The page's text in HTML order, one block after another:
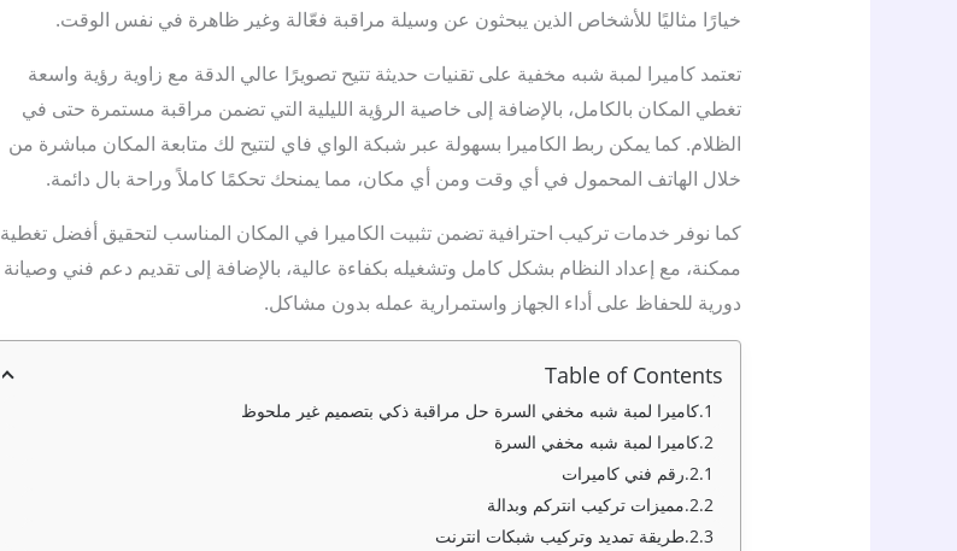
خيارًا مثاليًا للأشخاص الذين يبحثون عن وسيلة مراقبة فعّالة وغير ظاهرة في نفس الوقت.
تعتمد كاميرا لمبة شبه مخفية على تقنيات حديثة تتيح تصويرًا عالي الدقة مع زاوية رؤية واسعة
تغطي المكان بالكامل، بالإضافة إلى خاصية الرؤية الليلية التي تضمن مراقبة مستمرة حتى في
الظلام. كما يمكن ربط الكاميرا بسهولة عبر شبكة الواي فاي لتتيح لك متابعة المكان مباشرة من
خلال الهاتف المحمول في أي وقت ومن أي مكان، مما يمنحك تحكمًا كاملاً وراحة بال دائمة.
كما نوفر خدمات تركيب احترافية تضمن تثبيت الكاميرا في المكان المناسب لتحقيق أفضل تغطية
ممكنة، مع إعداد النظام بشكل كامل وتشغيله بكفاءة عالية، بالإضافة إلى تقديم دعم فني وصيانة
دورية للحفاظ على أداء الجهاز واستمرارية عمله بدون مشاكل.
Table of Contents
كاميرا لمبة شبه مخفي السرة حل مراقبة ذكي بتصميم غير ملحوظ
كاميرا لمبة شبه مخفي السرة
رقم فني كاميرات
مميزات تركيب انتركم وبدالة
طريقة تمديد وتركيب شبكات انترنت